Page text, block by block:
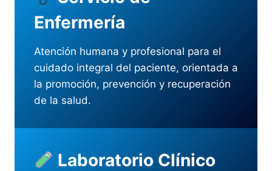
Enfermería
Atención humana y profesional para el
cuidado integral del paciente, orientada a
la promoción, prevención y recuperación
de la salud.
Laboratorio Clínico